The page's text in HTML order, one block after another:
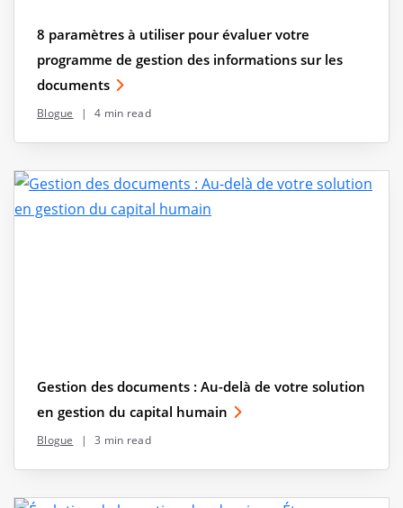
8 paramètres à utiliser pour évaluer votre
programme de gestion des informations sur les
documents
Blogue | 4 min read
Gestion des documents : Au-delà de votre solution
en gestion du capital humain
Blogue | 3 min read